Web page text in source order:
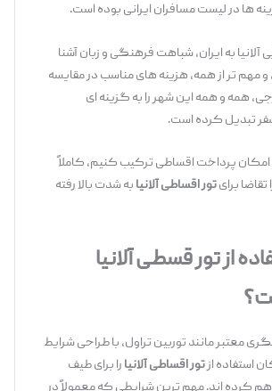
در لیست مسافران ایرانی بوده است.
به ایران، شباهت فرهنگی و زبان آشنا
‌تر از همه، هزینه ‌های مناسب در مقایسه
و همه این شهر را به گزینه ‌ای
کرده است.
پرداخت اقساطی ترکیب کنیم، کاملاً
تور اقساطی آلانیابه شدت بالا رفته
تور قسطی آلانیا
مانند توربین تراول، با طراحی شرایط
ازتور اقساطی آلانیارا برای طیف